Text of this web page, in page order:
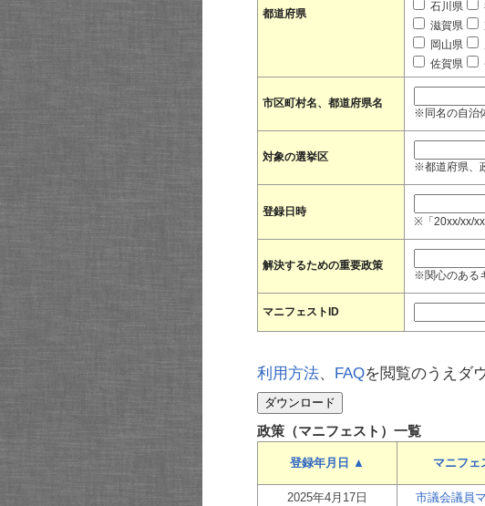
都道府県
石川県
滋賀県
岡山県
佐賀県
市区町村名、都道府県名
※同名の自治
対象の選挙区
※都道府県、
登録日時
※「20xx/xx/
解決するための重要政策
※関心のある
マニフェストID
利用方法、 FAQを閲覧のうえダ
政策（マニフェスト）一覧
登録年月日 ▲ マニフェ
2025年4月17日
市議会議員